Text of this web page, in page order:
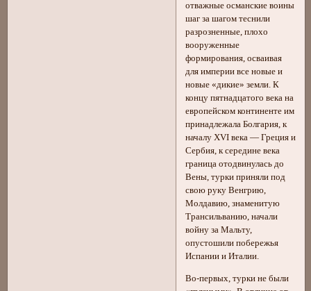
отважные османские воины
шаг за шагом теснили
разрозненные, плохо
вооруженные
формирования, осваивая
для империи все новые и
новые «дикие» земли. К
концу пятнадцатого века на
европейском континенте им
принадлежала Болгария, к
началу XVI века — Греция и
Сербия, к середине века
граница отодвинулась до
Вены, турки приняли под
свою руку Венгрию,
Молдавию, знаменитую
Трансильванию, начали
войну за Мальту,
опустошили побережья
Испании и Италии.
Во-первых, турки не были